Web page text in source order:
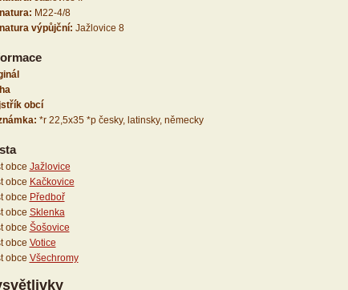
M22-4/8
výpůjční: Jažlovice 8
obcí
*r 22,5x35 *p česky, latinsky, německy
obce Jažlovice
obce Kačkovice
obce Předboř
obce Sklenka
obce Šošovice
obce Votice
obce Všechromy